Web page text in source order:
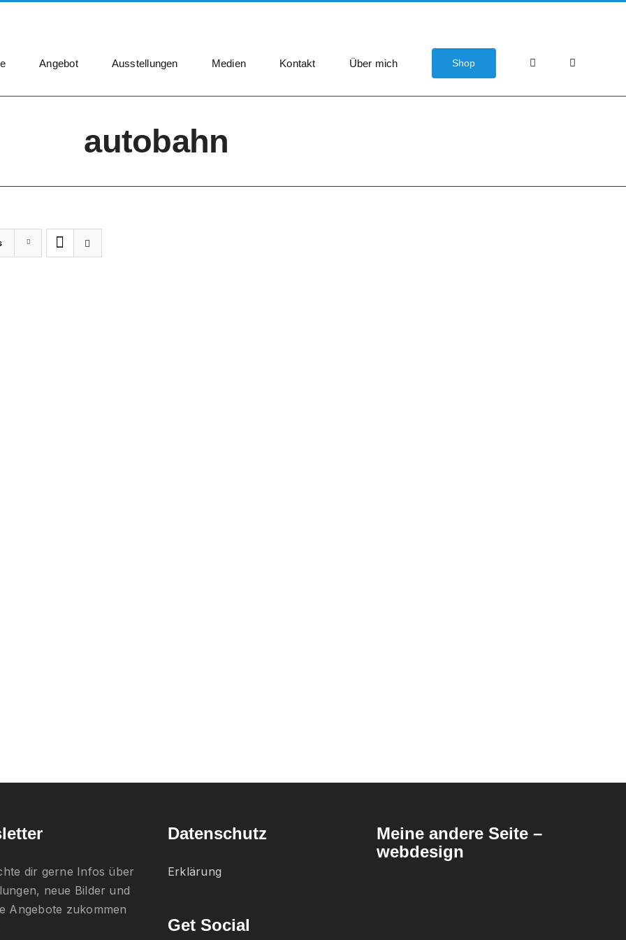
Angebot Ausstellungen Medien Kontakt Über mich Shop
autobahn
dir gerne Infos über
neue Bilder und
Angebote zukommen
Datenschutz
Erklärung
Get Social
Meine andere Seite –
webdesign